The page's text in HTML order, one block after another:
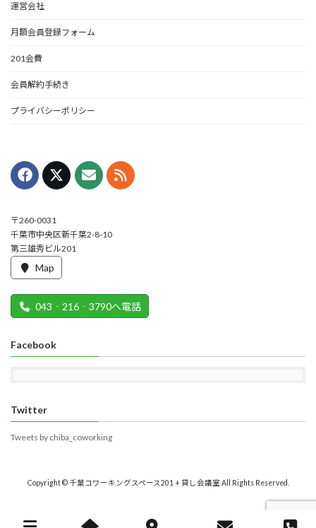
運営会社
月額会員登録フォーム
201会費
会員解約手続き
プライバシーポリシー
〒260-0031
千葉市中央区新千葉2-8-10
第三雄秀ビル201
Map
043‐216‐3790へ電話
Facebook
Twitter
Tweets by chiba_coworking
Copyright © 千葉コワーキングスペース201 + 貸し会議室 All Rights Reserved.